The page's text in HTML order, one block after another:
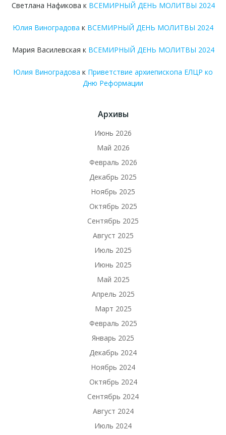
Светлана Нафикова к ВСЕМИРНЫЙ ДЕНЬ МОЛИТВЫ 2024
Юлия Виноградова к ВСЕМИРНЫЙ ДЕНЬ МОЛИТВЫ 2024
Мария Василевская к ВСЕМИРНЫЙ ДЕНЬ МОЛИТВЫ 2024
Юлия Виноградова к Приветствие архиепископа ЕЛЦР ко
Дню Реформации
Архивы
Июнь 2026
Май 2026
Февраль 2026
Декабрь 2025
Ноябрь 2025
Октябрь 2025
Сентябрь 2025
Август 2025
Июль 2025
Июнь 2025
Май 2025
Апрель 2025
Март 2025
Февраль 2025
Январь 2025
Декабрь 2024
Ноябрь 2024
Октябрь 2024
Сентябрь 2024
Август 2024
Июль 2024